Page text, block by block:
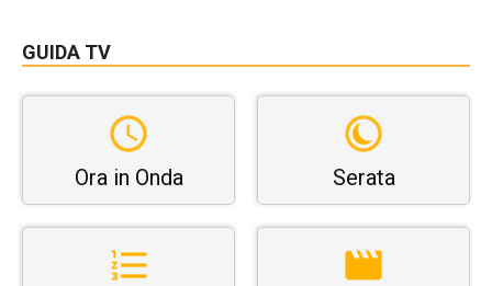
GUIDA TV
Ora in Onda Serata